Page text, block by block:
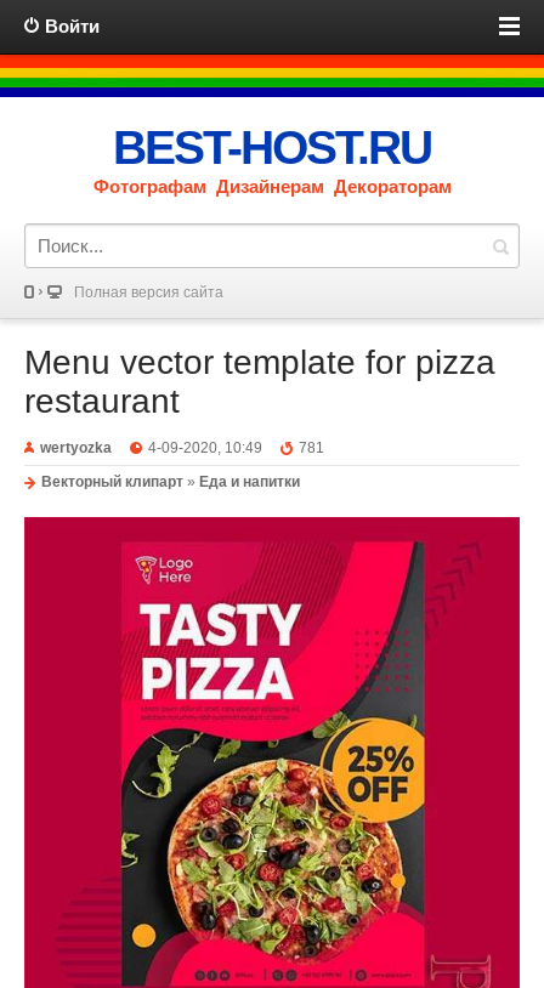
Войти
BEST-HOST.RU
Фотографам Дизайнерам Декораторам
Полная версия сайта
Menu vector template for pizza
restaurant
wertyozka 4-09-2020, 10:49
781
Векторный клипарт » Еда и напитки